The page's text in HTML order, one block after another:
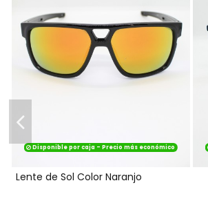
Disponible por caja - Precio más económico
Lente de Sol Color Naranjo